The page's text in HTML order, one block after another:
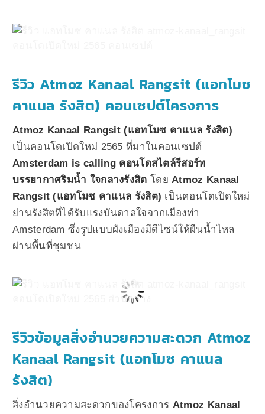
รีวิว Atmoz Kanaal Rangsit (แอทโมซ
คาแนล รังสิต) คอนเซปต์โครงการ
Atmoz Kanaal Rangsit (แอทโมซ คาแนล รังสิต)
เป็นคอนโดเปิดใหม่ 2565 ที่มาในคอนเซปต์
Amsterdam is calling คอนโดสไตล์รีสอร์ท
บรรยากาศริมน้ำ ใจกลางรังสิต โดย Atmoz Kanaal
Rangsit (แอทโมซ คาแนล รังสิต) เป็นคอนโดเปิดใหม่
ย่านรังสิตที่ได้รับแรงบันดาลใจจากเมืองท่า
Amsterdam ซึ่งรูปแบบผังเมืองมีดีไซน์ให้ผืนน้ำไหล
ผ่านพื้นที่ชุมชน
รีวิวข้อมูลสิ่งอำนวยความสะดวก Atmoz
Kanaal Rangsit (แอทโมซ คาแนล
รังสิต)
สิ่งอำนวยความสะดวกของโครงการ Atmoz Kanaal